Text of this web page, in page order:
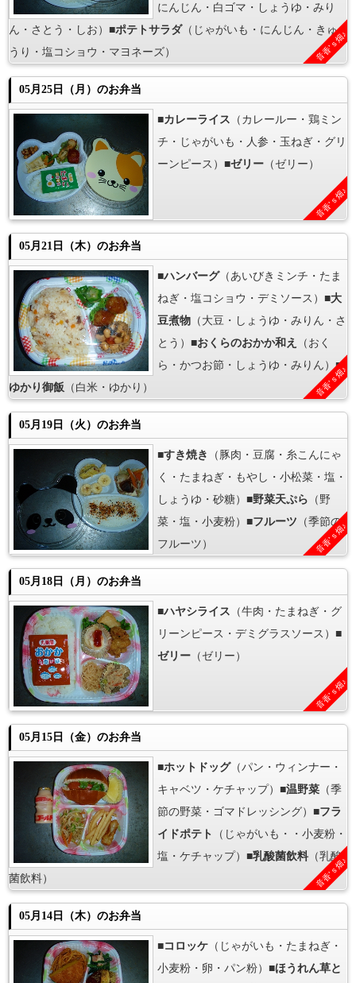
にんじん・白ゴマ・しょうゆ・みり
ん・さとう・しお）■ポテトサラダ（じゃがいも・にんじん・きゅ
うり・塩コショウ・マヨネーズ）
音香’ｓ畑♪
05月25日（月）のお弁当
■カレーライス （カレールー・鶏ミン
チ・じゃがいも・人参・玉ねぎ・グリ
ーンピース）■ゼリー （ゼリー）
音香’ｓ畑♪
05月21日（木）のお弁当
■ハンバーグ（あいびきミンチ・たま
ねぎ・塩コショウ・デミソース）■大
豆煮物 （大豆・しょうゆ・みりん・さ
とう）■おくらのおかか和え
（おく
ら・かつお節・しょうゆ・みりん）■
ゆかり御飯 （白米・ゆかり） 音香’ｓ畑♪
05月19日（火）のお弁当
■すき焼き
（豚肉・豆腐・糸こんにゃ
く・たまねぎ・もやし・小松菜・塩・
しょうゆ・砂糖）■野菜天ぷら （野
菜・塩・小麦粉）■フルーツ （季節の
フルーツ）
音香’ｓ畑♪
05月18日（月）のお弁当
■ハヤシライス （牛肉・たまねぎ・グ
リーンピース・デミグラスソース）■
ゼリー （ゼリー）
音香’ｓ畑♪
05月15日（金）のお弁当
■ホットドッグ（パン・ウィンナー・
キャベツ・ケチャップ）■温野菜 （季
節の野菜・ゴマドレッシング）■フラ
イドポテト
（じゃがいも・・小麦粉・
塩・ケチャップ）■乳酸菌飲料 （乳酸
菌飲料）
音香’ｓ畑♪
05月14日（木）のお弁当
■コロッケ （じゃがいも・たまねぎ・
小麦粉・卵・パン粉）■ほうれん草と